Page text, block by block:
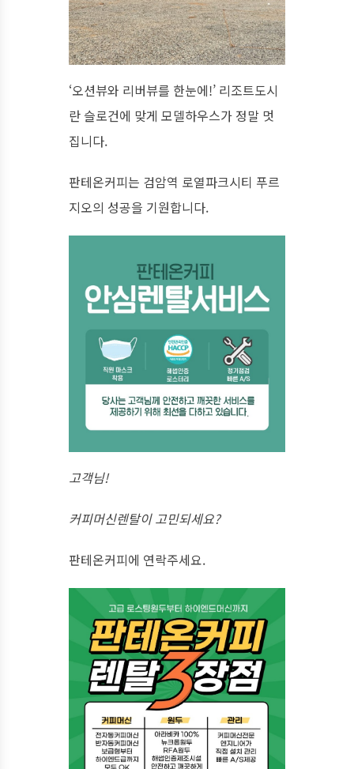
‘오션뷰와 리버뷰를 한눈에!’ 리조트도시
란 슬로건에 맞게 모델하우스가 정말 멋
집니다.
판테온커피는 검암역 로열파크시티 푸르
지오의 성공을 기원합니다.
고객님!
커피머신렌탈이 고민되세요?
판테온커피에 연락주세요.